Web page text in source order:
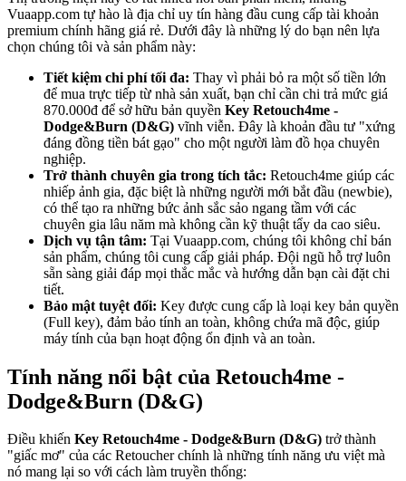
Vuaapp.com tự hào là địa chỉ uy tín hàng đầu cung cấp tài khoản
premium chính hãng giá rẻ. Dưới đây là những lý do bạn nên lựa
chọn chúng tôi và sản phẩm này:
Tiết kiệm chi phí tối đa: Thay vì phải bỏ ra một số tiền lớn
để mua trực tiếp từ nhà sản xuất, bạn chỉ cần chi trả mức giá
870.000đ để sở hữu bản quyền Key Retouch4me -
Dodge&Burn (D&G) vĩnh viễn. Đây là khoản đầu tư "xứng
đáng đồng tiền bát gạo" cho một người làm đồ họa chuyên
nghiệp.
Trở thành chuyên gia trong tích tắc: Retouch4me giúp các
nhiếp ảnh gia, đặc biệt là những người mới bắt đầu (newbie),
có thể tạo ra những bức ảnh sắc sảo ngang tầm với các
chuyên gia lâu năm mà không cần kỹ thuật tẩy da cao siêu.
Dịch vụ tận tâm: Tại Vuaapp.com, chúng tôi không chỉ bán
sản phẩm, chúng tôi cung cấp giải pháp. Đội ngũ hỗ trợ luôn
sẵn sàng giải đáp mọi thắc mắc và hướng dẫn bạn cài đặt chi
tiết.
Bảo mật tuyệt đối: Key được cung cấp là loại key bản quyền
(Full key), đảm bảo tính an toàn, không chứa mã độc, giúp
máy tính của bạn hoạt động ổn định và an toàn.
Tính năng nổi bật của Retouch4me -
Dodge&Burn (D&G)
Điều khiến Key Retouch4me - Dodge&Burn (D&G) trở thành
"giấc mơ" của các Retoucher chính là những tính năng ưu việt mà
nó mang lại so với cách làm truyền thống: